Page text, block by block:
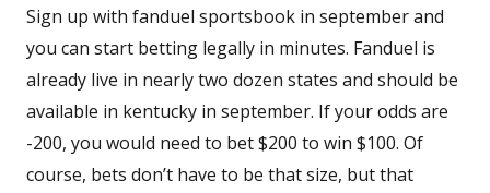
Sign up with fanduel sportsbook in september and
you can start betting legally in minutes. Fanduel is
already live in nearly two dozen states and should be
available in kentucky in september. If your odds are
-200, you would need to bet $200 to win $100. Of
course, bets don’t have to be that size, but that